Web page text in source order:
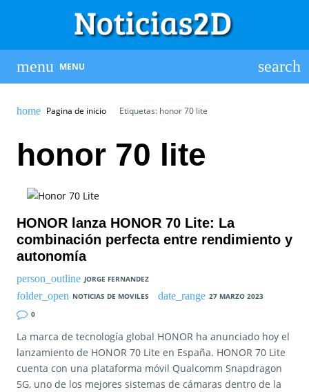
MENU
Pagina de inicio Etiquetas: honor 70 lite
honor 70 lite
HONOR lanza HONOR 70 Lite: La
combinación perfecta entre rendimiento y
autonomía
JORGE FERNANDEZ
NOTICIAS DE MOVILES
27 MARZO 2023
0
La marca de tecnología global HONOR ha anunciado hoy el
lanzamiento de HONOR 70 Lite en España. HONOR 70 Lite
cuenta con una plataforma móvil Qualcomm Snapdragon
5G, uno de los mejores sistemas de cámaras dentro de la